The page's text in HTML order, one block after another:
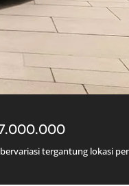
bervariasi tergantung lokasi